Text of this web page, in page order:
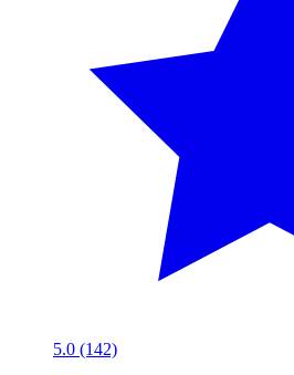
5.0 (142)